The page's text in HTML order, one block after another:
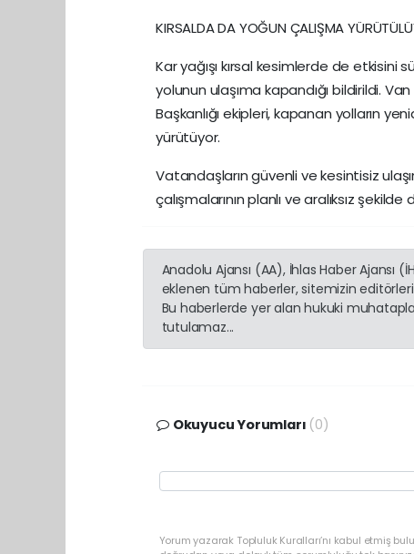
KIRSALDA DA YOĞUN ÇALIŞMA
Kar yağışı kırsal kesimlerde de
yolunun ulaşıma kapandığı bildirildi.
Başkanlığı ekipleri, kapanan yolların
yürütüyor.
Vatandaşların güvenli ve kesintisiz
çalışmalarının planlı ve aralıksız
Anadolu Ajansı (AA), İhlas Haber Ajansı
eklenen tüm haberler, sitemizin
Bu haberlerde yer alan hukuki
tutulamaz...
Okuyucu Yorumları (0)
Yorum yazarak Topluluk Kuralları’nı kabul etmiş